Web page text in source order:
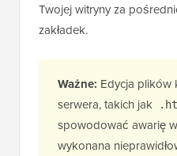
Twojej witryny za
zakładek.
Ważne: Edycja plików
serwera, takich jak
spowodować awarię
wykonana